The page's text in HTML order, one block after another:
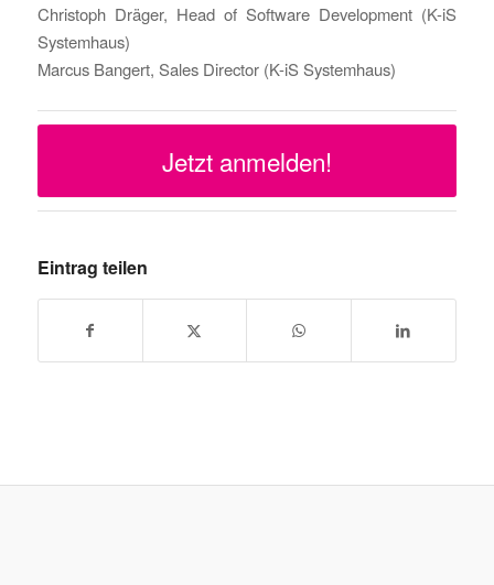
Christoph Dräger, Head of Software Development (K-iS
Systemhaus)
Marcus Bangert, Sales Director (K-iS Systemhaus)
Jetzt anmelden!
Eintrag teilen